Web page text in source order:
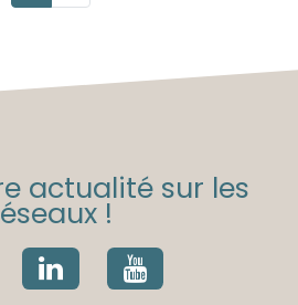
actualité sur les
!